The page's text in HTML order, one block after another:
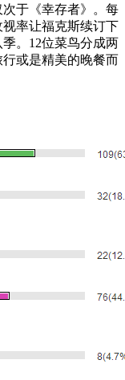
于《幸存者》。每
率让福克斯续订下
。12位菜鸟分成两
或是精美的晚餐而